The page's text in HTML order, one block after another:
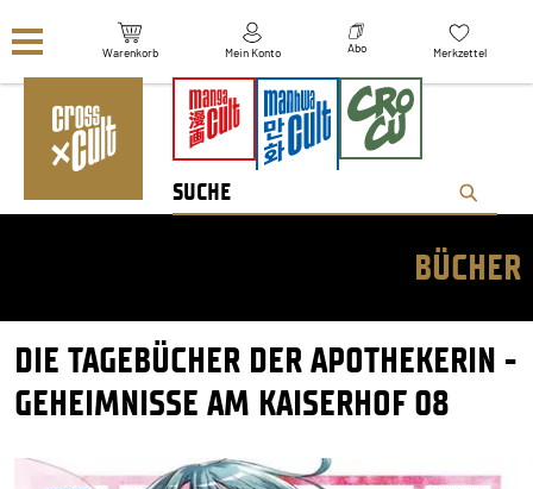
Warenkorb Mein Konto Abo Merkzettel
BÜCHER
DIE TAGEBÜCHER DER APOTHEKERIN -
GEHEIMNISSE AM KAISERHOF 08